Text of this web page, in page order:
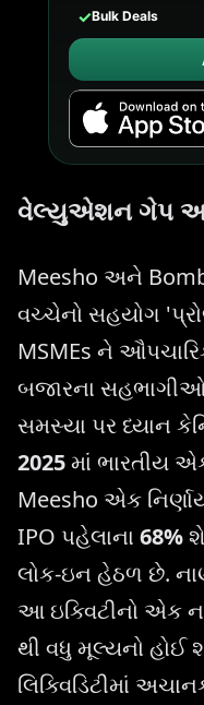
✓Bulk Deals
વેલ્યુએશન ગેપ અને
Meesho અને
વચ્ચેનો સહયોગ
MSMEs ને
બજારના
સમસ્યા પર ધ્યાન
2025માં ભારતીય
Meesho એક
IPO પહેલાના 68%
લોક-ઇન હેઠળ છે.
આ ઇક્વિટીનો એક
થી વધુ મૂલ્યનો હોઈ
લિક્વિડિટીમાં